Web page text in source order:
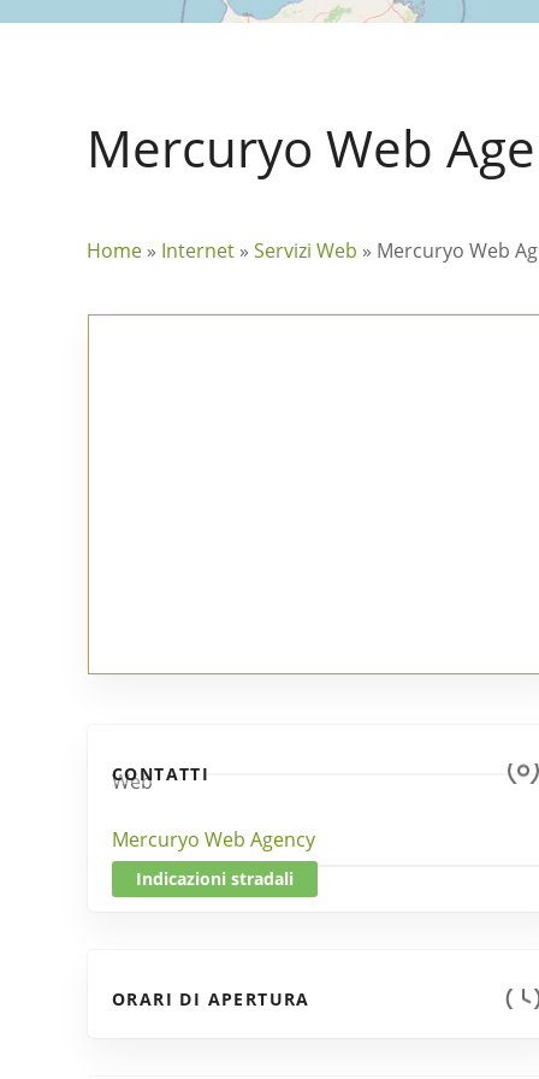
Mercuryo Web
Home » Internet » Servizi Web » Mercuryo Web
CONTATTI
Web
Mercuryo Web Agency
Indicazioni stradali
ORARI DI APERTURA